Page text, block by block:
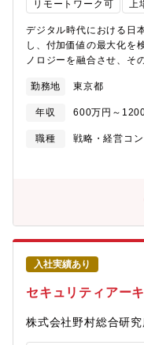
非常に多岐に渡ります・
ド販売、資金運用）・年
および関連企業）・事業
域）・官公庁・協会（金
報ベンダー（有価証券・
活用コンサル・導入支援
も対象・法人系融資、プ
ファイナンス・オルタナ
により、資産運用業界の
金融サービスのデジタル
する仕組みも整えていま
DX人材を育成する研修
方について】東京本社（
リモートワーク可 上
デジタル時代における日
し、付加価値の最大化を
ノロジーを融合させ、そ
用した既存事業の再構築
の企画・実行デジタル時
サルティングサービスに
い産業分野において、戦
ステージにある顧客のグ
基盤やリソースを保有し
総額上位50社の90％が
測、社会提言からコンサ
シングまで、超上流から
業界内でも年収水準が高
1200万を超えます。年収
社の営業利益率8％前後
営業利益率を誇ります。
グ、システムのエンハン
定した事業ドメインを保
勤務地 東京都
年収 600万円～
職種
戦略・経営コ
入社実績あり
セキュリティアー
株式会社野村総合研究